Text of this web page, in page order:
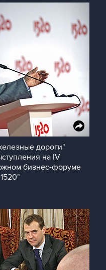
дороги"
на IV
бизнес-форуме